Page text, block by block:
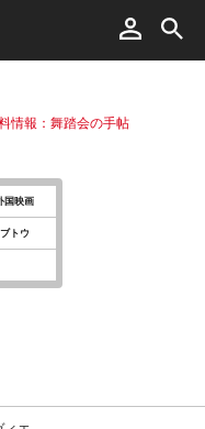
情報：舞踏会の手帖
国映画
ブトウ